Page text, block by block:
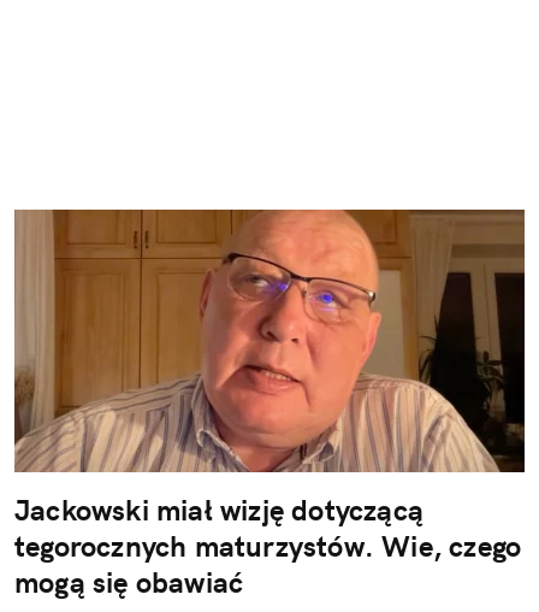
Jackowski miał wizję dotyczącą
tegorocznych maturzystów. Wie, czego
mogą się obawiać